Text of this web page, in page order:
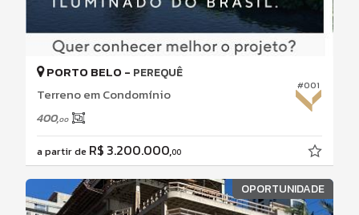
#001
PORTO BELO - PEREQUÊ
Terreno em Condomínio
400,00
a partir de R$ 3.200.000,00
OPORTUNIDADE